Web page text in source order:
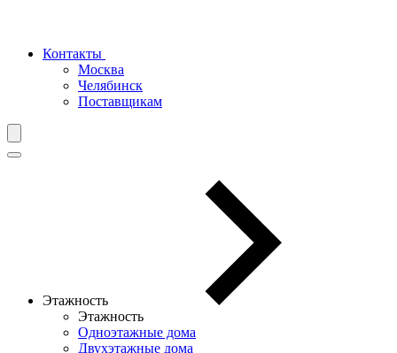
Контакты
Москва
Челябинск
Поставщикам
Этажность
Этажность
Одноэтажные дома
Двухэтажные дома